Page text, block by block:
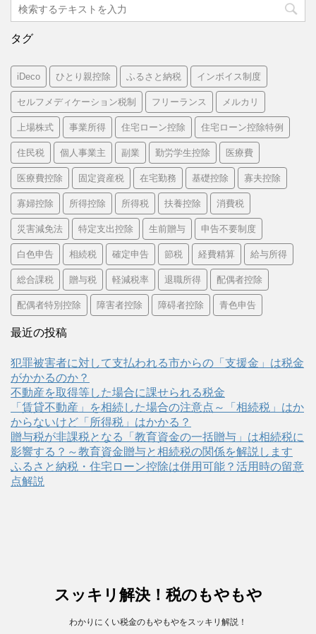
タグ
iDeco ひとり親控除 ふるさと納税 インボイス制度
セルフメディケーション税制 フリーランス メルカリ
上場株式 事業所得 住宅ローン控除 住宅ローン控除特例
住民税 個人事業主 副業 勤労学生控除 医療費
医療費控除 固定資産税 在宅勤務 基礎控除 寡夫控除
寡婦控除 所得控除 所得税 扶養控除 消費税
災害減免法 特定支出控除 生前贈与 申告不要制度
白色申告 相続税 確定申告 節税 経費精算 給与所得
総合課税 贈与税 軽減税率 退職所得 配偶者控除
配偶者特別控除 障害者控除 障碍者控除 青色申告
最近の投稿
犯罪被害者に対して支払われる市からの「支援金」は税金
がかかるのか？
不動産を取得等した場合に課せられる税金
「賃貸不動産」を相続した場合の注意点～「相続税」はか
からないけど「所得税」はかかる？
贈与税が非課税となる「教育資金の一括贈与」は相続税に
影響する？～教育資金贈与と相続税の関係を解説します
ふるさと納税・住宅ローン控除は併用可能？活用時の留意
点解説
スッキリ解決！税のもやもや
わかりにくい税金のもやもやをスッキリ解説！